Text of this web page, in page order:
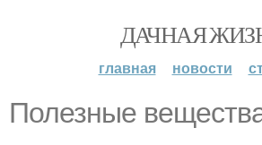
ДАЧНАЯ
главная новости
Полезные